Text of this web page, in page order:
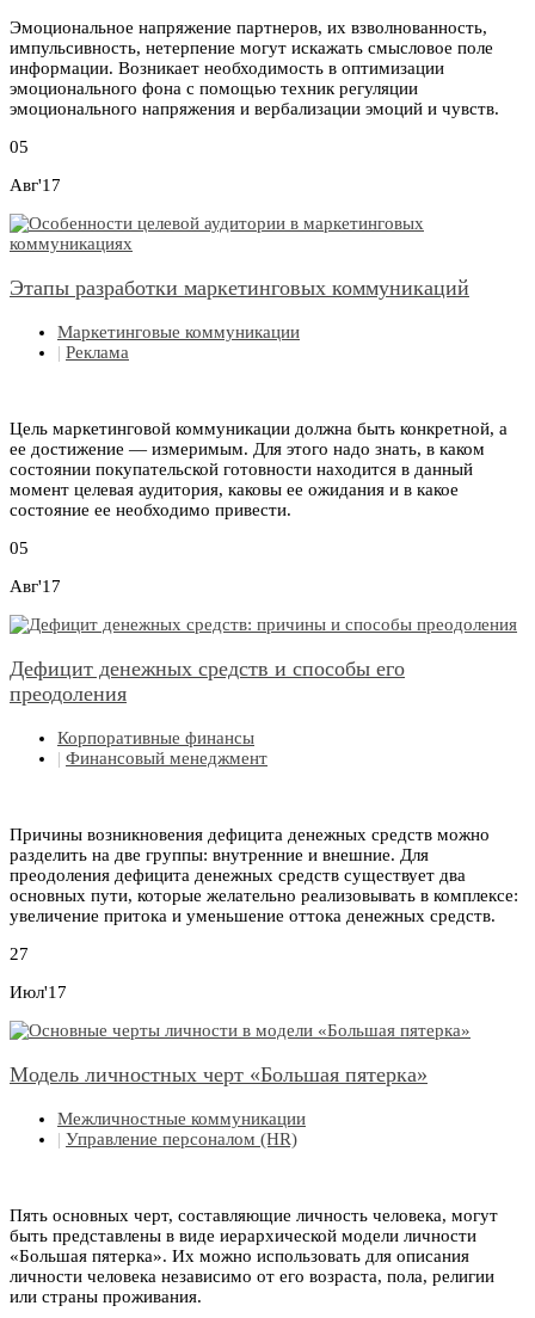
Эмоциональное напряжение партнеров, их взволнованность,
импульсивность, нетерпение могут искажать смысловое поле
информации. Возникает необходимость в оптимизации
эмоционального фона с помощью техник регуляции
эмоционального напряжения и вербализации эмоций и чувств.
05
Авг'17
Этапы разработки маркетинговых коммуникаций
Маркетинговые коммуникации
| Реклама
Цель маркетинговой коммуникации должна быть конкретной, а
ее достижение — измеримым. Для этого надо знать, в каком
состоянии покупательской готовности находится в данный
момент целевая аудитория, каковы ее ожидания и в какое
состояние ее необходимо привести.
05
Авг'17
Дефицит денежных средств и способы его
преодоления
Корпоративные финансы
| Финансовый менеджмент
Причины возникновения дефицита денежных средств можно
разделить на две группы: внутренние и внешние. Для
преодоления дефицита денежных средств существует два
основных пути, которые желательно реализовывать в комплексе:
увеличение притока и уменьшение оттока денежных средств.
27
Июл'17
Модель личностных черт «Большая пятерка»
Межличностные коммуникации
| Управление персоналом (HR)
Пять основных черт, составляющие личность человека, могут
быть представлены в виде иерархической модели личности
«Большая пятерка». Их можно использовать для описания
личности человека независимо от его возраста, пола, религии
или страны проживания.